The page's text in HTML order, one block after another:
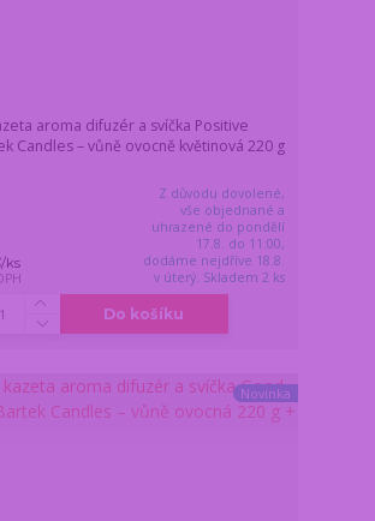
aroma difuzér a svíčka Positive
Candles – vůně ovocně květinová 220 g
/ks
Z důvodu dovolené,
vše objednané a
uhrazené do pondělí
17.8. do 11:00,
dodáme nejdříve 18.8.
v úterý. Skladem 2 ks
Do košíku
Novinka